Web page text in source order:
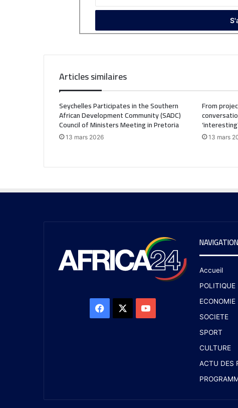
Articles similaires
Seychelles Participates in the Southern
African Development Community (SADC)
Council of Ministers Meeting in Pretoria
13 mars 2026
From
13 mars
NAVIGATION
Accueil
POLITIQUE
ECONOMIE
SOCIETE
SPORT
CULTURE
ACTU DES